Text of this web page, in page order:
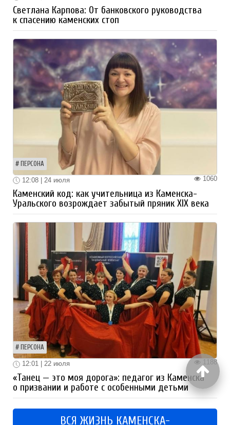
Светлана Карпова: От банковского руководства
к спасению каменских стоп
ПЕРСОНА
1060
12:08 | 24 июля
Каменский код: как учительница из Каменска-
Уральского возрождает забытый пряник XIX века
ПЕРСОНА
1188
12:01 | 22 июля
«Танец — это моя дорога»: педагог из Каменска
о призвании и работе с особенными детьми
ВСЯ ЖИЗНЬ КАМЕНСКА-